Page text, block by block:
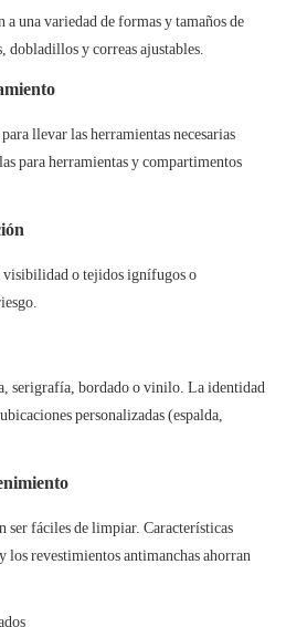
a una variedad de formas y tamaños de
dobladillos y correas ajustables.
llevar las herramientas necesarias
para herramientas y compartimentos
visibilidad o tejidos ignífugos o
serigrafía, bordado o vinilo. La identidad
personalizadas (espalda,
ser fáciles de limpiar. Características
los revestimientos antimanchas ahorran